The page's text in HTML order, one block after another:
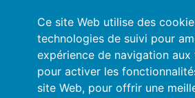
Ce site Web utilise des
technologies de suivi pour
expérience de navigation aux
pour activer les
site Web, pour offrir une
Conditions générales
Politique de Confidentialité
Se connecter